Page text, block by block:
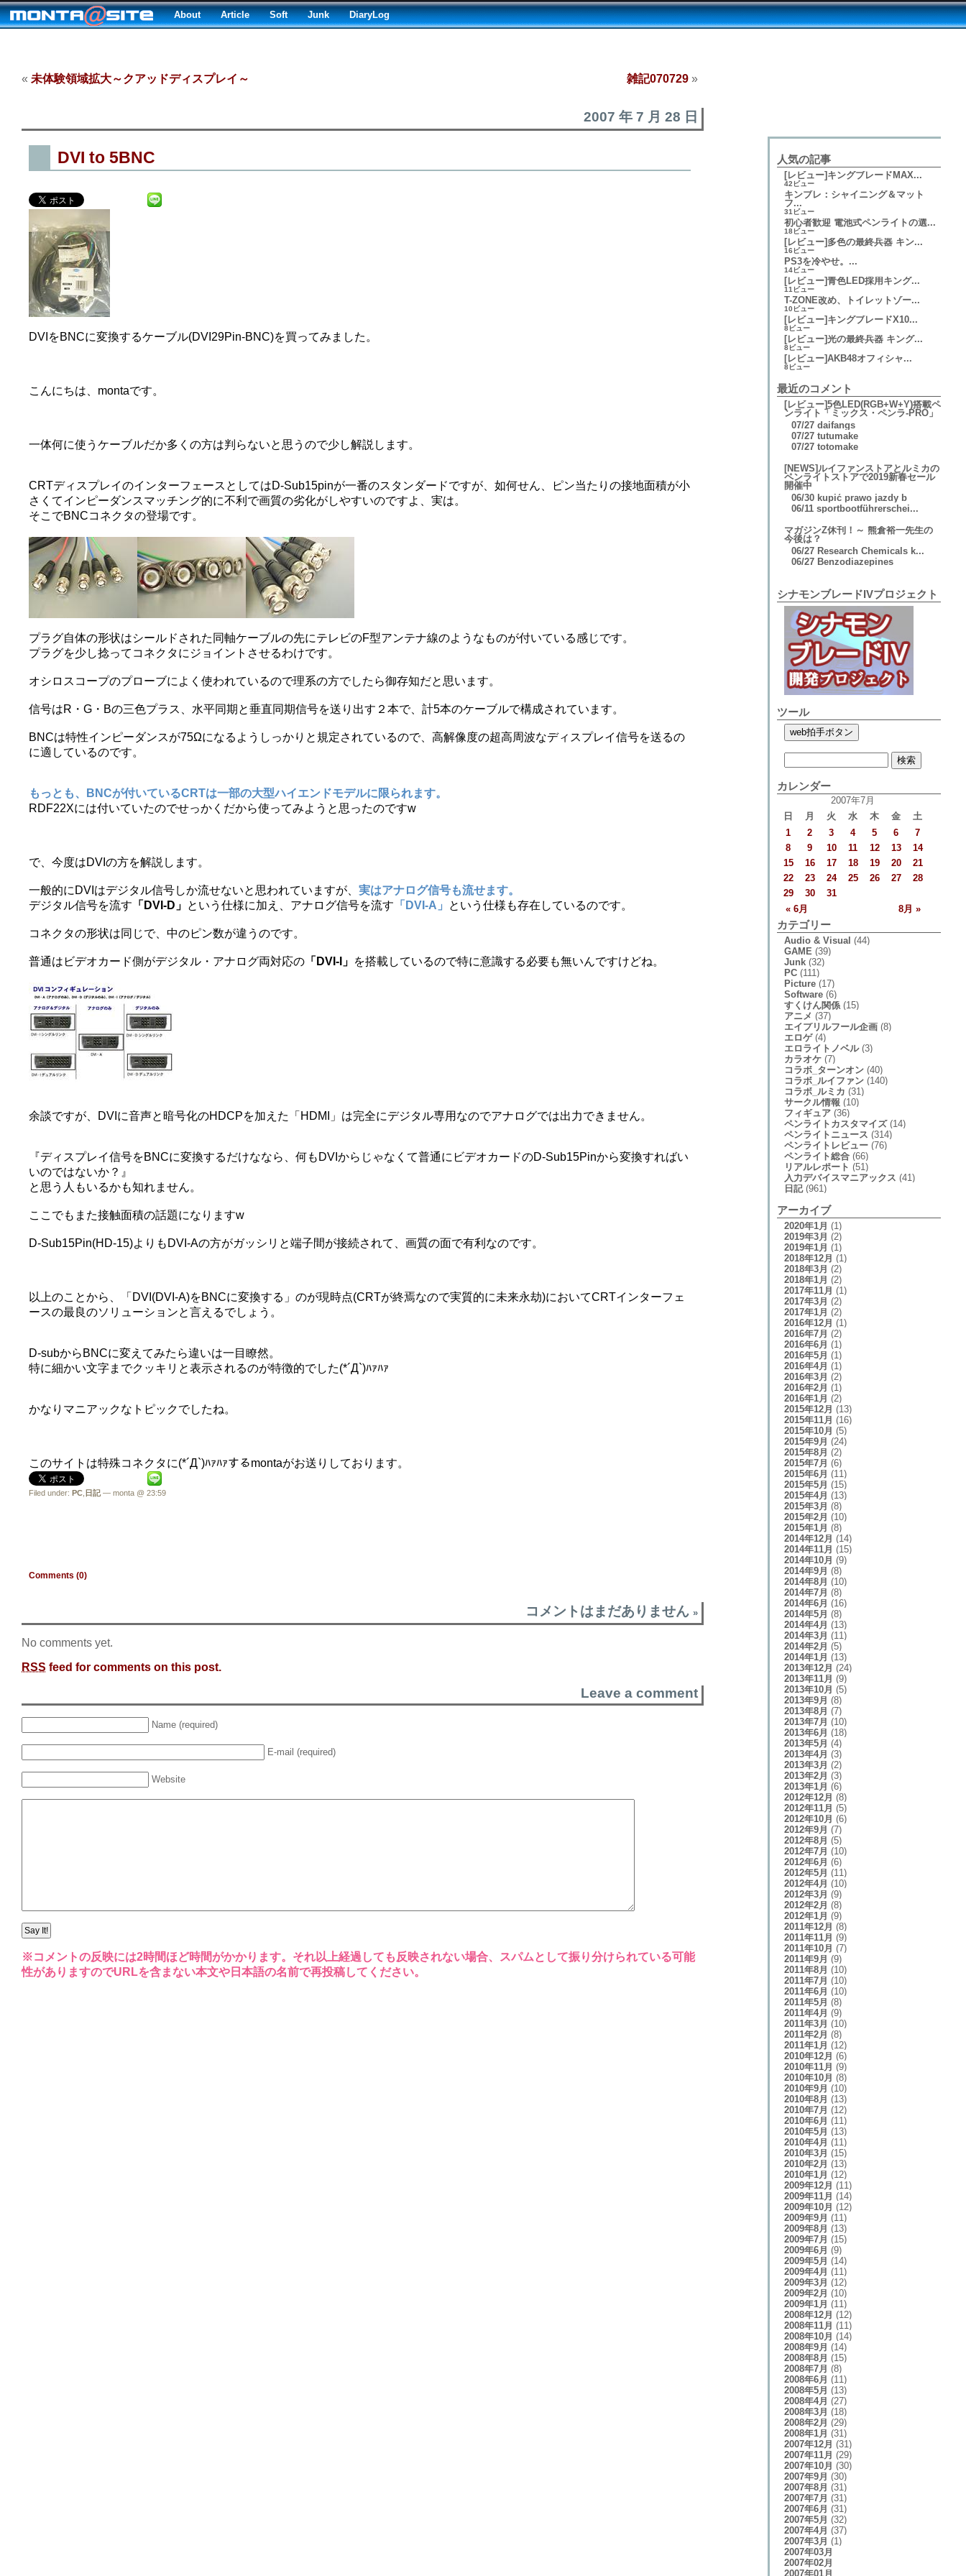
About Article Soft Junk DiaryLog
« 未体験領域拡大～クアッドディスプレイ～ 雑記070729»
2007 年 7 月 28 日
DVI to 5BNC
DVIをBNCに変換するケーブル(DVI29Pin-BNC)を買ってみました。
こんにちは、montaです。
一体何に使うケーブルだか多くの方は判らないと思うので少し解説します。
CRTディスプレイのインターフェースとしてはD-Sub15pinが一番のスタンダードですが、如何せん、ピン当たりの接地面積が小
さくてインピーダンスマッチング的に不利で画質の劣化がしやすいのですよ、実は。
そこでBNCコネクタの登場です。
プラグ自体の形状はシールドされた同軸ケーブルの先にテレビのF型アンテナ線のようなものが付いている感じです。
プラグを少し捻ってコネクタにジョイントさせるわけです。
オシロスコープのプローブによく使われているので理系の方でしたら御存知だと思います。
信号はR・G・Bの三色プラス、水平同期と垂直同期信号を送り出す２本で、計5本のケーブルで構成されています。
BNCは特性インピーダンスが75Ωになるようしっかりと規定されているので、高解像度の超高周波なディスプレイ信号を送るの
に適しているのです。
もっとも、BNCが付いているCRTは一部の大型ハイエンドモデルに限られます。
RDF22Xには付いていたのでせっかくだから使ってみようと思ったのですw
で、今度はDVIの方を解説します。
一般的にDVIはデジタル信号しか流せないと思われていますが、 実はアナログ信号も流せます。
デジタル信号を流す 「DVI-D」 という仕様に加え、アナログ信号を流す 「DVI-A」 という仕様も存在しているのです。
コネクタの形状は同じで、中のピン数が違うのです。
普通はビデオカード側がデジタル・アナログ両対応の 「DVI-I」 を搭載しているので特に意識する必要も無いんですけどね。
余談ですが、DVIに音声と暗号化のHDCPを加えた「HDMI」は完全にデジタル専用なのでアナログでは出力できません。
『ディスプレイ信号をBNCに変換するだけななら、何もDVIからじゃなくて普通にビデオカードのD-Sub15Pinから変換すればい
いのではないか？』
と思う人もいるかも知れません。
ここでもまた接触面積の話題になりますw
D-Sub15Pin(HD-15)よりもDVI-Aの方がガッシリと端子間が接続されて、画質の面で有利なのです。
以上のことから、「DVI(DVI-A)をBNCに変換する」のが現時点(CRTが終焉なので実質的に未来永劫)においてCRTインターフェ
ースの最良のソリューションと言えるでしょう。
D-subからBNCに変えてみたら違いは一目瞭然。
特に細かい文字までクッキリと表示されるのが特徴的でした(*´Д`)ﾊｧﾊｧ
かなりマニアックなトピックでしたね。
このサイトは特殊コネクタに(*´Д`)ﾊｧﾊｧするmontaがお送りしております。
Filed under: PC 日記— monta @ 23:59
Comments (0)
コメントはまだありません »
No comments yet.
RSS feed for comments on this post.
Leave a comment
Name (required)
E-mail (required)
Website
※コメントの反映には2時間ほど時間がかかります。それ以上経過しても反映されない場合、スパムとして振り分けられている可能
性がありますのでURLを含まない本文や日本語の名前で再投稿してください。
人気の記事
[レビュー]キングブレードMAX...
42ビュー
キンブレ：シャイニング＆マット
フ...
31ビュー
初心者歓迎 電池式ペンライトの選...
18ビュー
[レビュー]多色の最終兵器 キン...
16ビュー
PS3を冷やせ。...
14ビュー
[レビュー]青色LED採用キング...
11ビュー
T-ZONE改め、トイレットゾー...
10ビュー
[レビュー]キングブレードX10...
8ビュー
[レビュー]光の最終兵器 キング...
8ビュー
[レビュー]AKB48オフィシャ...
8ビュー
最近のコメント
[レビュー]5色LED(RGB+W+Y)搭載ペ
ンライト「ミックス・ペンラ-PRO」
07/27 daifangs
07/27 tutumake
07/27 totomake
[NEWS]ルイファンストアとルミカの
ペンライトストアで2019新春セール
開催中
06/30 kupić prawo jazdy b
06/11 sportbootführerschei...
マガジンZ休刊！～ 熊倉裕一先生の
今後は？
06/27 Research Chemicals k...
06/27 Benzodiazepines
シナモンブレードIVプロジェクト
ツール
カレンダー
2007年7月
日
月 火 水 木 金 土
« 6月 8月 »
1 2 3 4 5 6
7
8
9 10 11 12 13
14
15
16 17 18 19 20
21
22
23 24 25 26 27
28
29
30 31
カテゴリー
Audio & Visual (44)
GAME (39)
Junk(32)
PC(111)
Picture(17)
Software(6)
すくけん関係(15)
アニメ (37)
エイプリルフール企画(8)
エロゲ(4)
エロライトノベル(3)
カラオケ(7)
コラボ_ターンオン(40)
コラボ_ルイファン(140)
コラボ_ルミカ (31)
サークル情報 (10)
フィギュア(36)
ペンライトカスタマイズ(14)
ペンライトニュース (314)
ペンライトレビュー(76)
ペンライト総合(66)
リアルレポート (51)
入力デバイスマニアックス (41)
日記(961)
アーカイブ
2020年1月 (1)
2019年3月 (2)
2019年1月 (1)
2018年12月 (1)
2018年3月 (2)
2018年1月 (2)
2017年11月 (1)
2017年3月 (2)
2017年1月 (2)
2016年12月 (1)
2016年7月 (2)
2016年6月 (1)
2016年5月 (1)
2016年4月 (1)
2016年3月 (2)
2016年2月 (1)
2016年1月 (2)
2015年12月 (13)
2015年11月 (16)
2015年10月 (5)
2015年9月 (24)
2015年8月 (2)
2015年7月 (6)
2015年6月 (11)
2015年5月 (15)
2015年4月 (13)
2015年3月 (8)
2015年2月 (10)
2015年1月 (8)
2014年12月 (14)
2014年11月 (15)
2014年10月 (9)
2014年9月 (8)
2014年8月 (10)
2014年7月 (8)
2014年6月 (16)
2014年5月 (8)
2014年4月 (13)
2014年3月 (11)
2014年2月 (5)
2014年1月 (13)
2013年12月 (24)
2013年11月 (9)
2013年10月 (5)
2013年9月 (8)
2013年8月 (7)
2013年7月 (10)
2013年6月 (18)
2013年5月 (4)
2013年4月 (3)
2013年3月 (2)
2013年2月 (3)
2013年1月 (6)
2012年12月 (8)
2012年11月 (5)
2012年10月 (6)
2012年9月 (7)
2012年8月 (5)
2012年7月 (10)
2012年6月 (6)
2012年5月 (11)
2012年4月 (10)
2012年3月 (9)
2012年2月 (8)
2012年1月 (9)
2011年12月 (8)
2011年11月 (9)
2011年10月 (7)
2011年9月 (9)
2011年8月 (10)
2011年7月 (10)
2011年6月 (10)
2011年5月 (8)
2011年4月 (9)
2011年3月 (10)
2011年2月 (8)
2011年1月 (12)
2010年12月 (6)
2010年11月 (9)
2010年10月 (8)
2010年9月 (10)
2010年8月 (13)
2010年7月 (12)
2010年6月 (11)
2010年5月 (13)
2010年4月 (11)
2010年3月 (15)
2010年2月 (13)
2010年1月 (12)
2009年12月 (11)
2009年11月 (14)
2009年10月 (12)
2009年9月 (11)
2009年8月 (13)
2009年7月 (15)
2009年6月 (9)
2009年5月 (14)
2009年4月 (11)
2009年3月 (12)
2009年2月 (10)
2009年1月 (11)
2008年12月 (12)
2008年11月 (11)
2008年10月 (14)
2008年9月 (14)
2008年8月 (15)
2008年7月 (8)
2008年6月 (11)
2008年5月 (13)
2008年4月 (27)
2008年3月 (18)
2008年2月 (29)
2008年1月 (31)
2007年12月 (31)
2007年11月 (29)
2007年10月 (30)
2007年9月 (30)
2007年8月 (31)
2007年7月 (31)
2007年6月 (31)
2007年5月 (32)
2007年4月 (37)
2007年3月 (1)
2007年03月
2007年02月
2007年01月